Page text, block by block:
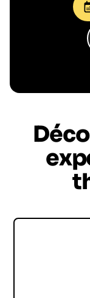
Le
parole